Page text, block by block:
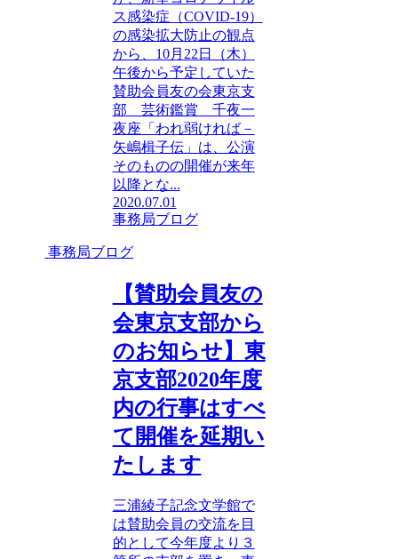
ス感染症（COVID-19）
の感染拡大防止の観点
から、10月22日（木）
午後から予定していた
賛助会員友の会東京支
部 芸術鑑賞 千夜一
夜座「われ弱ければ－
矢嶋楫子伝」は、公演
そのものの開催が来年
以降とな...
2020.07.01
事務局ブログ
事務局ブログ
【賛助会員友の
会東京支部から
のお知らせ】東
京支部2020年度
内の行事はすべ
て開催を延期い
たします
三浦綾子記念文学館で
は賛助会員の交流を目
的として今年度より３